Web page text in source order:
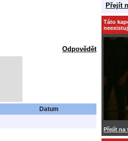
Odpovědět
Datum
Přejít
Táto
Přejít na